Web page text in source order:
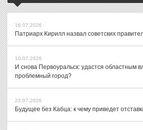
16.07.2026
Патриарх Кирилл назвал советских
10.07.2026
И снова Первоуральск: удастся областным
проблемный город?
23.07.2026
Будущее без Кабца: к чему приведет